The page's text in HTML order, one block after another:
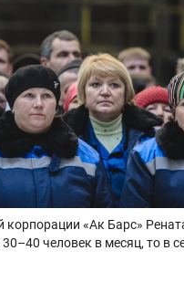
корпорации «Ак Барс»
человек в месяц, то в